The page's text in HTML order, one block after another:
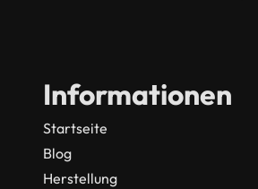
Informationen
Startseite
Blog
Herstellung